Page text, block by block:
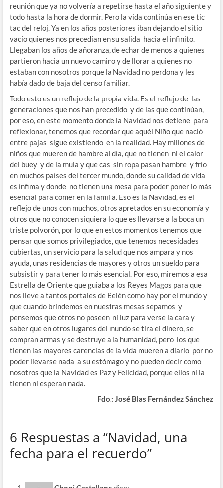
reunión que ya no volvería a repetirse hasta el año siguiente y
todo hasta la hora de dormir. Pero la vida continúa en ese tic
tac del reloj. Ya en los años posteriores iban dejando el sitio
vacío quienes nos precedían en su salida hacia el infinito.
Llegaban los años de añoranza, de echar de menos a quienes
partieron hacia un nuevo camino y de llorar a quienes no
estaban con nosotros porque la Navidad no perdona y les
había dado de baja del censo familiar.
Todo esto es un reflejo de la propia vida. Es el reflejo de las
generaciones que nos han precedido y de las que continúan,
por eso, en este momento donde la Navidad nos detiene para
reflexionar, tenemos que recordar que aquél Niño que nació
entre pajas sigue existiendo en la realidad. Hay millones de
niños que mueren de hambre al día, que no tienen ni el calor
del buey y de la mula y que casi sin ropa pasan hambre y frío
en muchos países del tercer mundo, donde su calidad de vida
es ínfima y donde no tienen una mesa para poder poner lo más
esencial para comer en la familia. Eso es la Navidad, es el
reflejo de unos con muchos, otros apretados en su economía y
otros que no conocen siquiera lo que es llevarse a la boca un
triste polvorón, por lo que en estos momentos tenemos que
pensar que somos privilegiados, que tenemos necesidades
cubiertas, un servicio para la salud que nos ampara y nos
ayuda, unas residencias de mayores y otros un sueldo para
subsistir y para tener lo más esencial. Por eso, miremos a esa
Estrella de Oriente que guiaba a los Reyes Magos para que
nos lleve a tantos portales de Belén como hay por el mundo y
que cuando brindemos en nuestras mesas sepamos y
pensemos que otros no poseen ni luz para verse la cara y
saber que en otros lugares del mundo se tira el dinero, se
compran armas y se destruye a la humanidad, pero los que
tienen las mayores carencias de la vida mueren a diario por no
poder llevarse nada a su estómago y no pueden decir como
nosotros que la Navidad es Paz y Felicidad, porque ellos ni la
tienen ni esperan nada.
Fdo.: José Blas Fernández Sánchez
6 Respuestas a “Navidad, una
fecha para el recuerdo”